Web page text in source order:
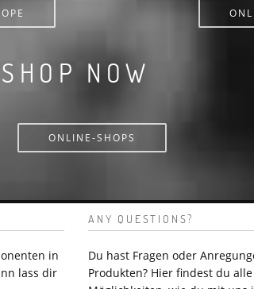
SHOP NOW
ONLINE-SHOPS
in
lass dir
ANY QUESTIONS?
Du hast Fragen oder
Produkten? Hier findest du alle